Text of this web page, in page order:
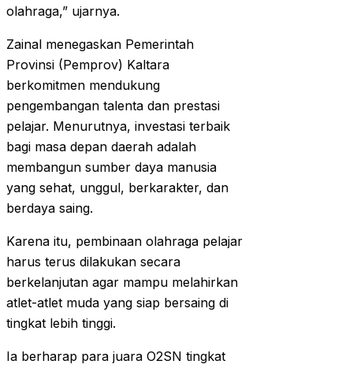
olahraga,” ujarnya.
Zainal menegaskan Pemerintah
Provinsi (Pemprov) Kaltara
berkomitmen mendukung
pengembangan talenta dan prestasi
pelajar. Menurutnya, investasi terbaik
bagi masa depan daerah adalah
membangun sumber daya manusia
yang sehat, unggul, berkarakter, dan
berdaya saing.
Karena itu, pembinaan olahraga pelajar
harus terus dilakukan secara
berkelanjutan agar mampu melahirkan
atlet-atlet muda yang siap bersaing di
tingkat lebih tinggi.
Ia berharap para juara O2SN tingkat